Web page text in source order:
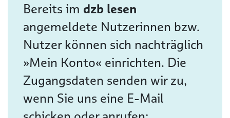
Bereits im dzb lesen
angemeldete Nutzerinnen bzw.
Nutzer können sich nachträglich
»Mein Konto« einrichten. Die
Zugangsdaten senden wir zu,
wenn Sie uns eine E-Mail